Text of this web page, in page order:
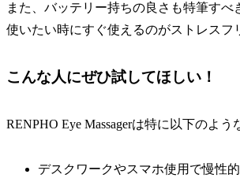
また、バッテリー持ちの良さも特筆すべ
使いたい時にすぐ使えるのがストレスフ
こんな人にぜひ試してほしい！
RENPHO Eye Massagerは特に以下のよう
デスクワークやスマホ使用で慢性